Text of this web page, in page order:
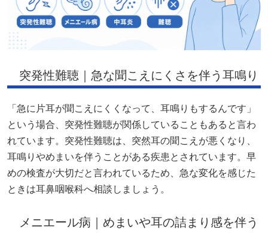
突発性難聴｜急な聞こえにくさを伴う耳鳴り
「急に片耳が聞こえにくくなって、耳鳴りもするんです」
という場合、突発性難聴が関係していることもあると言わ
れています。突発性難聴は、突然耳の聞こえが悪くなり、
耳鳴りやめまいを伴うことがある疾患とされています。早
めの検査が大切だと言われているため、急な変化を感じた
ときは耳鼻咽喉科へ相談しましょう。
メニエール病｜めまいや耳の詰まり感を伴う